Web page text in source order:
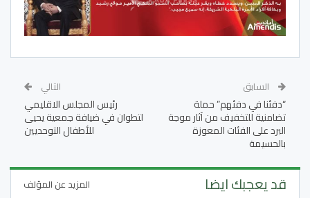
السابق
“دفئنا في دفئهم” حملة
تضامنية للتخفيف من آثار موجة
البرد على الفئات المعوزة
بالحسيمة
التالي
رئيس المجلس الاقليمي
لتطوان في ضيافة جمعية يحيى
للأطفال التوحديين
قد يعجبك ايضا المزيد عن المؤلف